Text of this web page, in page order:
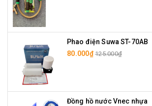
Phao điện Suwa ST-70AB
80.000₫ 125.000₫
Đồng hồ nước Vnec nhựa